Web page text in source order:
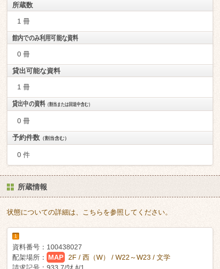
所蔵数
1 冊
館内でのみ利用可能な資料
0 冊
貸出可能な資料
1 冊
貸出中の資料（割当または回送中含む）
0 冊
予約件数 （割当含む）
0 件
所蔵情報
状態についての詳細は、こちらを参照してください。
1
資料番号： 100438027
配架場所：
MAP
2F / 西（W） / W22～W23 / 文学
請求記号： 933.7/ｳｵ ﾎ/1